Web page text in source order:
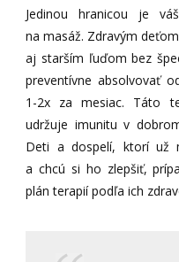
Jedinou hranicou je
na masáž. Zdravým
aj starším ľuďom bez
preventívne absolvovať
1-2x za mesiac. Táto
udržuje imunitu v
Deti a dospelí, ktorí už
a chcú si ho zlepšiť,
plán terapií podľa ich